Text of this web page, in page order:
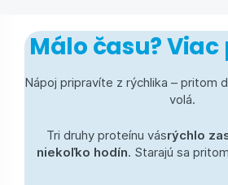
Málo času?
Nápoj pripravíte z rýchlika – pritom
volá.
Tri druhy proteínu vásrýchlo
niekoľko hodín. Starajú sa